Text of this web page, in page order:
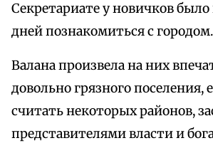
Секретариате у новичков было
дней познакомиться с городом.
Валана произвела на них
довольно грязного поселения,
считать некоторых районов,
представителями власти и